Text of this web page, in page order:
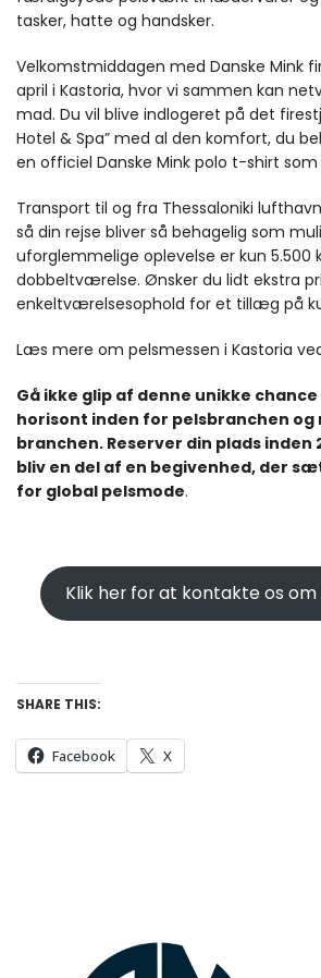
tasker, hatte og handsker.
Velkomstmiddagen med Danske Mink
april i Kastoria, hvor vi sammen kan
mad. Du vil blive indlogeret på det
Hotel & Spa” med al den komfort, du
en officiel Danske Mink polo t-shirt som
Transport til og fra Thessaloniki
så din rejse bliver så behagelig som
uforglemmelige oplevelse er kun 5.500
dobbeltværelse. Ønsker du lidt ekstra
enkeltværelsesophold for et tillæg på
Læs mere om pelsmessen i Kastoria
Gå ikke glip af denne unikke
horisont inden for pelsbranchen
branchen. Reserver din plads inden
bliv en del af en begivenhed, der
for global pelsmode.
Klik her for at kontakte os om
SHARE THIS:
Facebook X